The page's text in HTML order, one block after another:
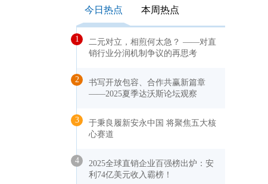
今日热点 本周热点
1
二元对立，相煎何太急？ ——对直
销行业分润机制争议的再思考
2
书写开放包容、合作共赢新篇章
——2025夏季达沃斯论坛观察
3
于秉良履新安永中国 将聚焦五大核
心赛道
4
2025全球直销企业百强榜出炉：安
利74亿美元收入霸榜！